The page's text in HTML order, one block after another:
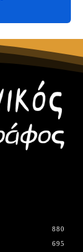
880
695